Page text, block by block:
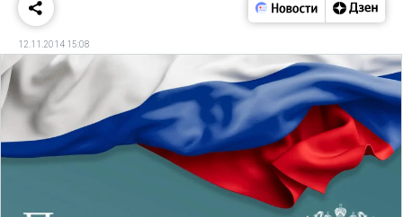
12.11.2014 15:08